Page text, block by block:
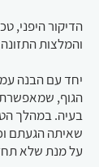
הדיקור היפני,
והמלצות
יחד עם הבנה
הגוף, שמאפשרת
בעיה. במהלך
שאיתה הגעתם
על מנת שלא